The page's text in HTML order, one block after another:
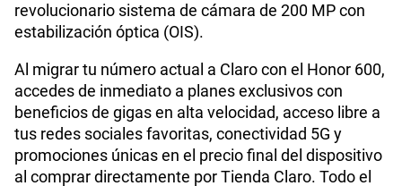
revolucionario sistema de cámara de 200 MP con
estabilización óptica (OIS).
Al migrar tu número actual a Claro con el Honor 600,
accedes de inmediato a planes exclusivos con
beneficios de gigas en alta velocidad, acceso libre a
tus redes sociales favoritas, conectividad 5G y
promociones únicas en el precio final del dispositivo
al comprar directamente por Tienda Claro. Todo el